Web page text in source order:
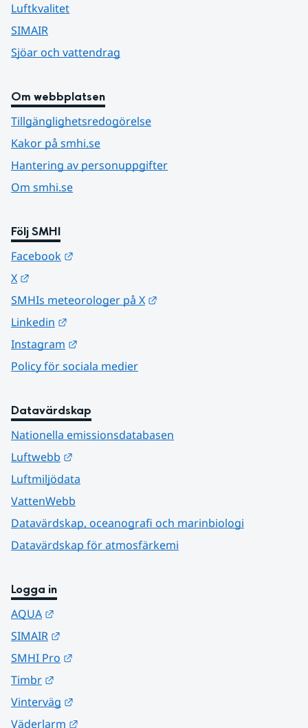
Luftkvalitet
SIMAIR
Sjöar och vattendrag
Om webbplatsen
Tillgänglighetsredogörelse
Kakor på smhi.se
Hantering av personuppgifter
Om smhi.se
Följ SMHI
Facebook
X
SMHIs meteorologer på X
Linkedin
Instagram
Policy för sociala medier
Datavärdskap
Nationella emissionsdatabasen
Luftwebb
Luftmiljödata
VattenWebb
Datavärdskap, oceanografi och marinbiologi
Datavärdskap för atmosfärkemi
Logga in
AQUA
SIMAIR
SMHI Pro
Timbr
Vinterväg
Väderlarm